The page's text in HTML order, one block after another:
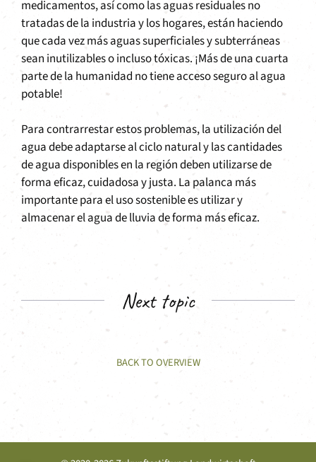
medicamentos, así como las aguas residuales no
tratadas de la industria y los hogares, están haciendo
que cada vez más aguas superficiales y subterráneas
sean inutilizables o incluso tóxicas. ¡Más de una cuarta
parte de la humanidad no tiene acceso seguro al agua
potable!
Para contrarrestar estos problemas, la utilización del
agua debe adaptarse al ciclo natural y las cantidades
de agua disponibles en la región deben utilizarse de
forma eficaz, cuidadosa y justa. La palanca más
importante para el uso sostenible es utilizar y
almacenar el agua de lluvia de forma más eficaz.
Next topic
BACK TO OVERVIEW